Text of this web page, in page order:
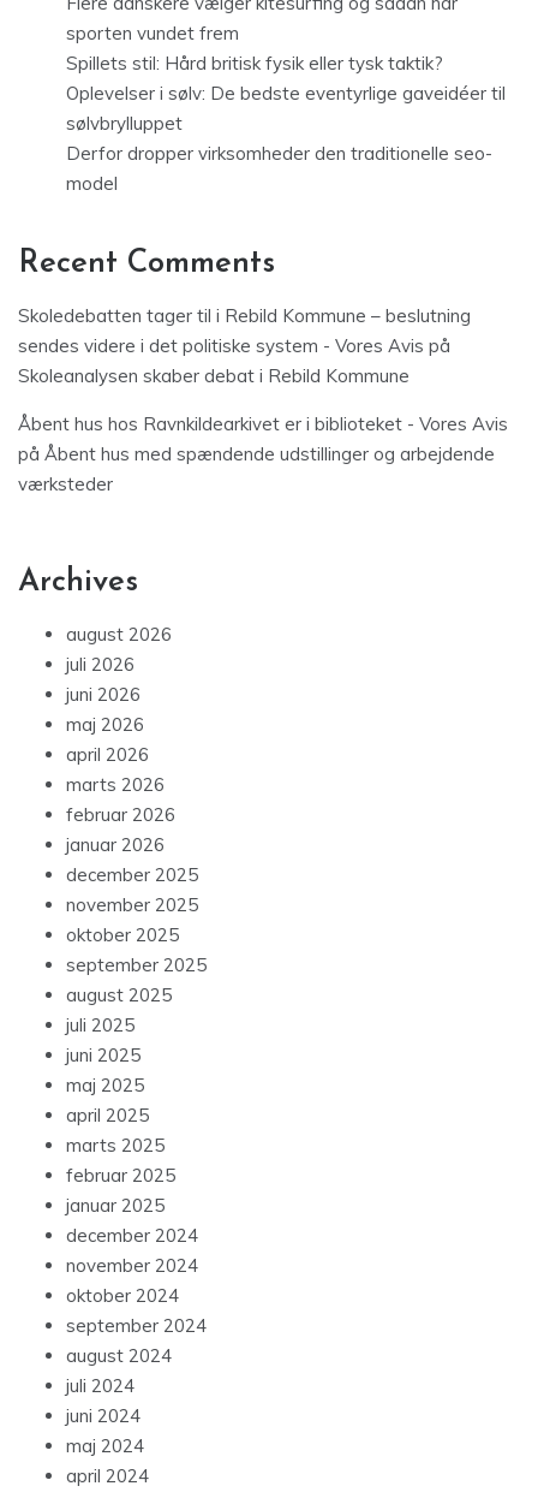
sporten vundet frem
Spillets stil: Hård britisk fysik eller tysk taktik?
Oplevelser i sølv: De bedste eventyrlige gaveidéer til
sølvbrylluppet
Derfor dropper virksomheder den traditionelle seo-
model
Recent Comments
Skoledebatten tager til i Rebild Kommune – beslutning
sendes videre i det politiske system - Vores Avis på
Skoleanalysen skaber debat i Rebild Kommune
Åbent hus hos Ravnkildearkivet er i biblioteket - Vores Avis
på Åbent hus med spændende udstillinger og arbejdende
værksteder
Archives
august 2026
juli 2026
juni 2026
maj 2026
april 2026
marts 2026
februar 2026
januar 2026
december 2025
november 2025
oktober 2025
september 2025
august 2025
juli 2025
juni 2025
maj 2025
april 2025
marts 2025
februar 2025
januar 2025
december 2024
november 2024
oktober 2024
september 2024
august 2024
juli 2024
juni 2024
maj 2024
april 2024